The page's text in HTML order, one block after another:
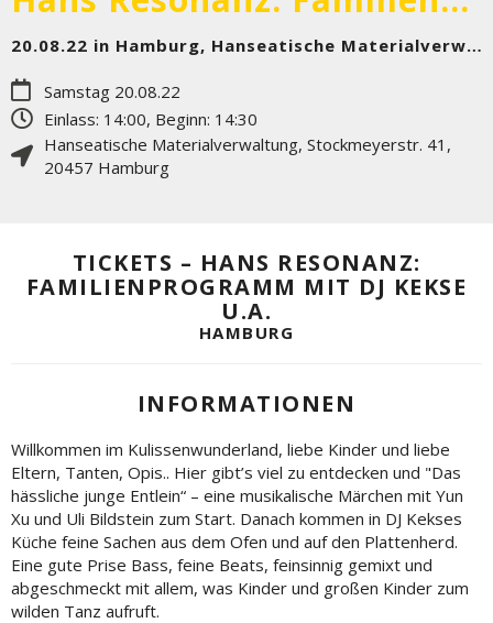
20.08.22 in Hamburg, Hanseatische Materialverwaltung
Samstag 20.08.22
Einlass: 14:00, Beginn: 14:30
Hanseatische Materialverwaltung, Stockmeyerstr. 41 ,
20457 Hamburg
TICKETS – HANS RESONANZ:
FAMILIENPROGRAMM MIT DJ KEKSE
U.A.
HAMBURG
INFORMATIONEN
Willkommen im Kulissenwunderland, liebe Kinder und liebe
Eltern, Tanten, Opis.. Hier gibt’s viel zu entdecken und "Das
hässliche junge Entlein“ – eine musikalische Märchen mit Yun
Xu und Uli Bildstein zum Start. Danach kommen in DJ Kekses
Küche feine Sachen aus dem Ofen und auf den Plattenherd.
Eine gute Prise Bass, feine Beats, feinsinnig gemixt und
abgeschmeckt mit allem, was Kinder und großen Kinder zum
wilden Tanz aufruft.